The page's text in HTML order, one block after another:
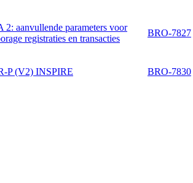
2: aanvullende parameters voor
registraties en transacties
BRO-7827
P (V2) INSPIRE BRO-7830